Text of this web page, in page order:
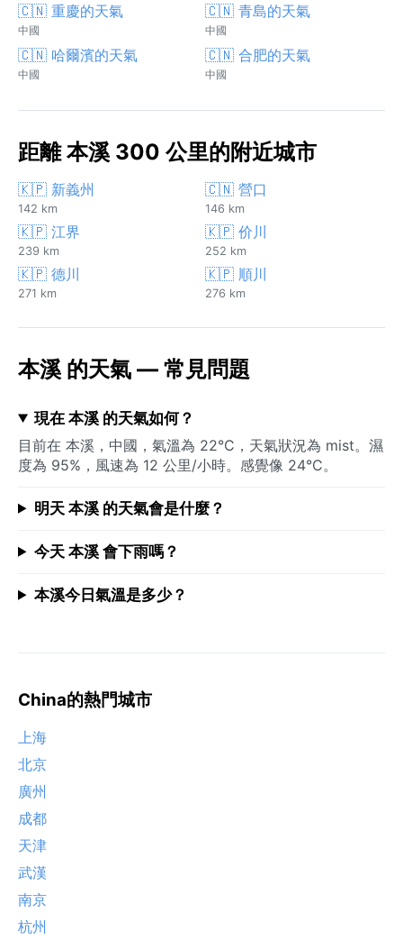
🇨🇳 重慶的天氣
中國
🇨🇳 青島的天氣
中國
🇨🇳 哈爾濱的天氣
中國
🇨🇳 合肥的天氣
中國
距離 本溪 300 公里的附近城市
🇰🇵 新義州
142 km
🇨🇳 營口
146 km
🇰🇵 江界
239 km
🇰🇵 价川
252 km
🇰🇵 德川
271 km
🇰🇵 順川
276 km
本溪 的天氣 — 常見問題
現在 本溪 的天氣如何？
目前在 本溪，中國，氣溫為 22°C，天氣狀況為 mist。濕
度為 95%，風速為 12 公里/小時。感覺像 24°C。
明天 本溪 的天氣會是什麼？
今天 本溪 會下雨嗎？
本溪今日氣溫是多少？
China的熱門城市
上海
北京
廣州
成都
天津
武漢
南京
杭州